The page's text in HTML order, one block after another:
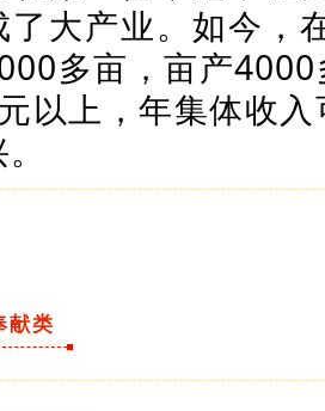
了大产业。如今，
多亩，亩产
以上，年集体收
献类